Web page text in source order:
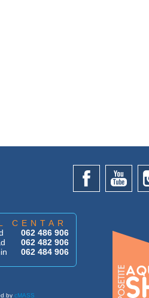
CENTAR
062 486 906
062 482 906
062 484 906
by cMASS